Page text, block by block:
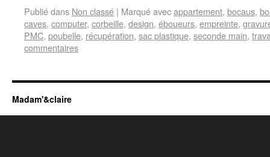
Publié dans Non classé | Marqué avecappartement, bocaus,
caves, computer, corbeille, design, éboueurs, empreinte,
PMC, poubelle, récupération, sac plastique, seconde main,
commentaires
Madam'&claire